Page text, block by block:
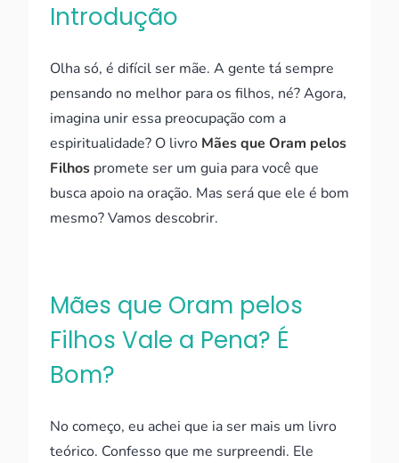
Introdução
Olha só, é difícil ser mãe. A gente tá sempre
pensando no melhor para os filhos, né? Agora,
imagina unir essa preocupação com a
espiritualidade? O livro Mães que Oram pelos
Filhos promete ser um guia para você que
busca apoio na oração. Mas será que ele é bom
mesmo? Vamos descobrir.
Mães que Oram pelos
Filhos Vale a Pena? É
Bom?
No começo, eu achei que ia ser mais um livro
teórico. Confesso que me surpreendi. Ele